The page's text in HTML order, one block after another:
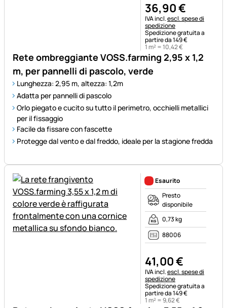
Rete ombreggiante VOSS.farming 2,95 x 1,2
m, per pannelli di pascolo, verde
Lunghezza: 2,95 m, altezza: 1,2m
Adatta per pannelli di pascolo
Orlo piegato e cucito su tutto il perimetro, occhielli metallici
per il fissaggio
Facile da fissare con fascette
Protegge dal vento e dal freddo, ideale per la stagione fredda
36,90€
Informazioni fiscali:
IVA incl.escl. spese di
spedizione
Spedizione gratuita a
partire da 149 €
1 m² =10,42€
Esaurito
Presto
disponibile
0,73 kg
88006
41,00€
Informazioni fiscali:
IVA incl.escl. spese di
spedizione
Spedizione gratuita a
partire da 149 €
1 m² =9,62€